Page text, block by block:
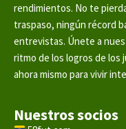
rendimientos. No te
traspaso, ningún récord
entrevistas. Únete a
ritmo de los logros de los
ahora mismo para vivir
Nuestros socios